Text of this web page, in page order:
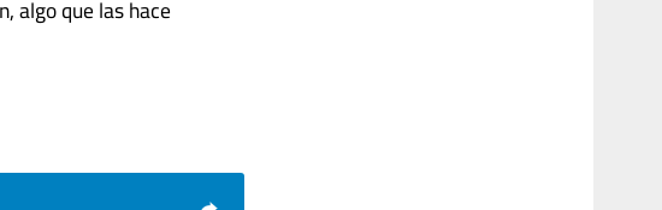
algo que las hace